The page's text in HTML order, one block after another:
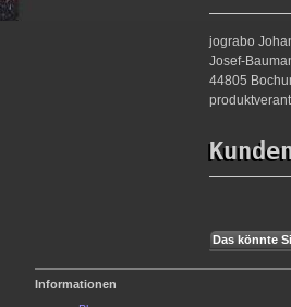
jograbo
Josef-
44805
Das könnte
Informationen